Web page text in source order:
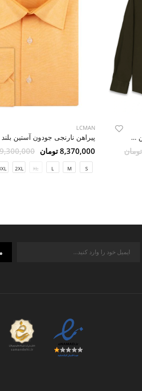
پیراهن آستین بلند ساده ال سی من 24
LCMAN
8,370,000 تومان 9,300,000 تومان
S
M
L
XL
2XL